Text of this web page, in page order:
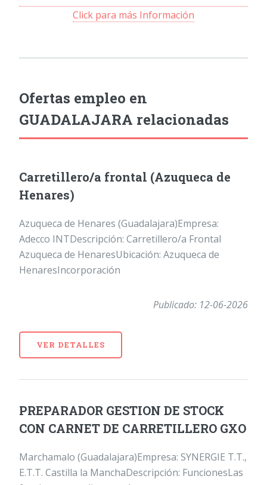
Click para más Información
Ofertas empleo en
GUADALAJARA relacionadas
Carretillero/a frontal (Azuqueca de
Henares)
Azuqueca de Henares (Guadalajara)Empresa:
Adecco INTDescripción: Carretillero/a Frontal
Azuqueca de HenaresUbicación: Azuqueca de
HenaresIncorporación
Publicado: 12-06-2026
VER DETALLES
PREPARADOR GESTION DE STOCK
CON CARNET DE CARRETILLERO GXO
Marchamalo (Guadalajara)Empresa: SYNERGIE T.T.,
E.T.T. Castilla la ManchaDescripción: FuncionesLas